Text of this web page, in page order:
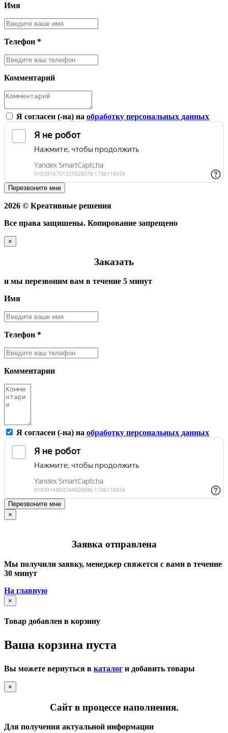
Имя
Телефон *
Комментарий
Я согласен (-на) на обработку персональных данных
Перезвоните мне
2026 © Креативные решения
Все права защишены. Копирование запрещено
×
Заказать
и мы перезвоним вам в течение 5 минут
Имя
Телефон *
Комментарии
Я согласен (-на) на обработку персональных данных
Перезвоните мне
×
Заявка отправлена
Мы получили заявку, менеджер свяжется с вами в течение
30 минут
На главную
×
Товар добавлен в корзину
Ваша корзина пуста
Вы можете вернуться в каталог и добавить товары
×
Сайт в процессе наполнения.
Для получения актуальной информации